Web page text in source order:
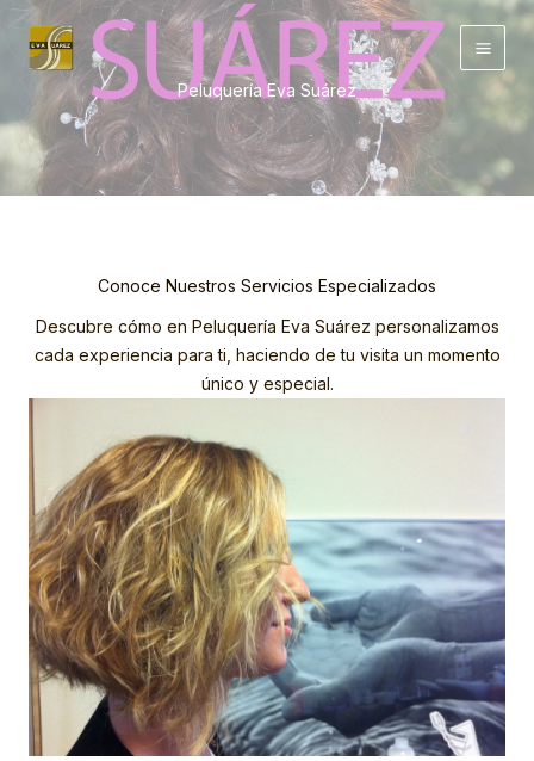
contenido
Peluquería Eva Suárez
Conoce Nuestros Servicios Especializados
Descubre cómo en Peluquería Eva Suárez personalizamos
cada experiencia para ti, haciendo de tu visita un momento
único y especial.